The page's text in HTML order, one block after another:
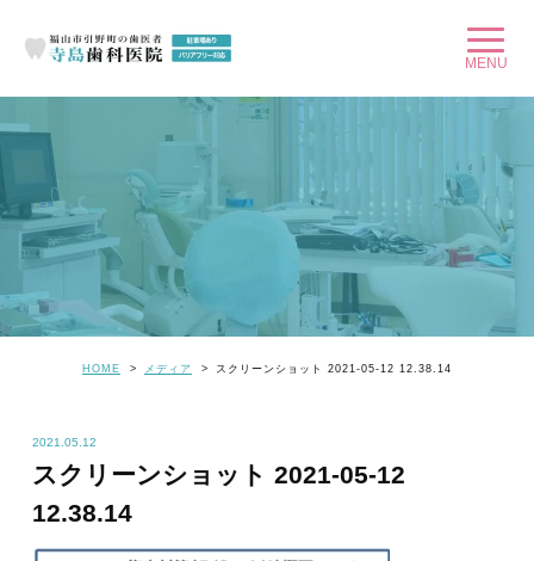
HOME メディア スクリーンショット 2021-05-12 12.38.14
2021.05.12
スクリーンショット 2021-05-12
12.38.14